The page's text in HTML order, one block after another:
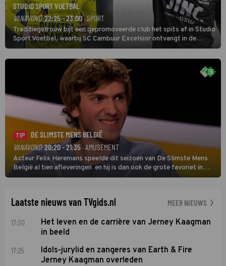
STUDIO SPORT VOETBAL
VANAVOND 22:25 - 23:00· SPORT
Traditiegetrouw bijt een gepromoveerde club het spits af in Studio
Sport Voetbal, waarbij SC Cambuur Excelsior ontvangt in de
eerste wedstrijd van het nieuwe Eredivisieseizoen. De nieuwe
oefenmeester is Johan Plat en hij wil aanvallend voetballen.
TIP
DE SLIMSTE MENS BELGIË
VANAVOND 20:20 - 21:35· AMUSEMENT
Acteur Felix Heremans speelde dit seizoen van De Slimste Mens
België al tien afleveringen en hij is dan ook de grote favoriet in
deze seizoensfinale. En er is Nederlandse inbreng, want komiek
Laatste nieuws van TVgids.nl MEER NIEUWS
17:30
Het leven en de carrière van Jerney Kaagman
in beeld
17:25
Idols-jurylid en zangeres van Earth & Fire
Jerney Kaagman overleden